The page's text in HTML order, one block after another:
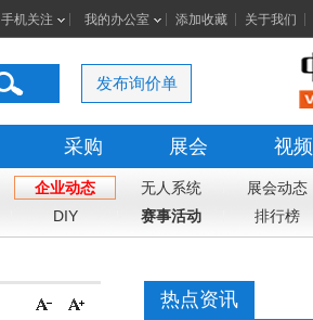
手机关注 我的办公室 添加收藏 关于我们
发布询价单
采购 展会 视频
企业动态 无人系统 展会动态
DIY 赛事活动 排行榜
热点资讯